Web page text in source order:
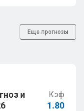
Еще прогнозы
и
Кэф
1.80